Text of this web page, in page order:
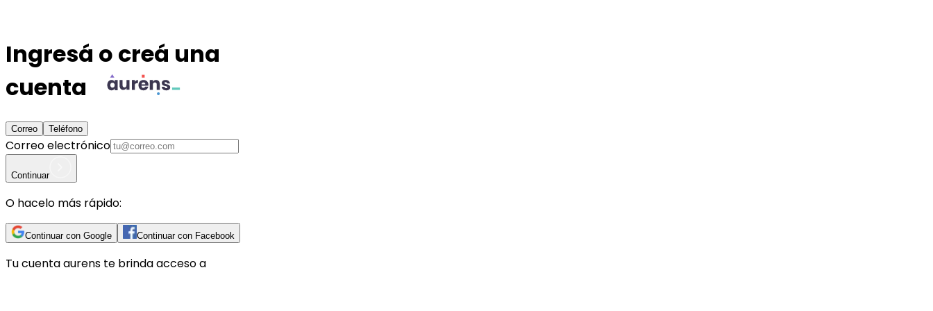
Ingresá o creá una
cuenta
Correo Teléfono
Correo electrónico
Continuar
O hacelo más rápido:
Continuar con Google Continuar con Facebook
Tu cuentaaurens te brinda acceso a